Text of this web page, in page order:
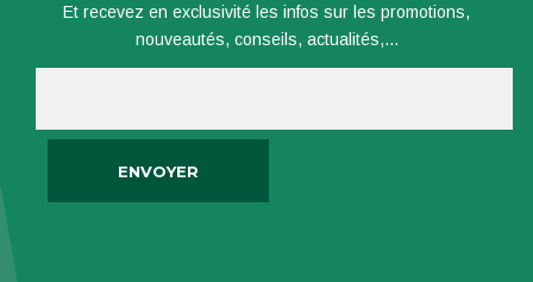
Et recevez en exclusivité les infos sur les promotions,
nouveautés, conseils, actualités,...